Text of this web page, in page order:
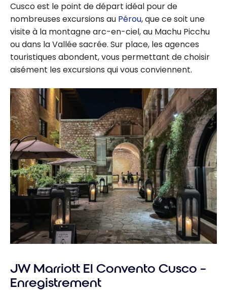
Cusco est le point de départ idéal pour de
nombreuses excursions au Pérou, que ce soit une
visite à la montagne arc-en-ciel, au Machu Picchu
ou dans la Vallée sacrée. Sur place, les agences
touristiques abondent, vous permettant de choisir
aisément les excursions qui vous conviennent.
JW Marriott El Convento Cusco –
Enregistrement